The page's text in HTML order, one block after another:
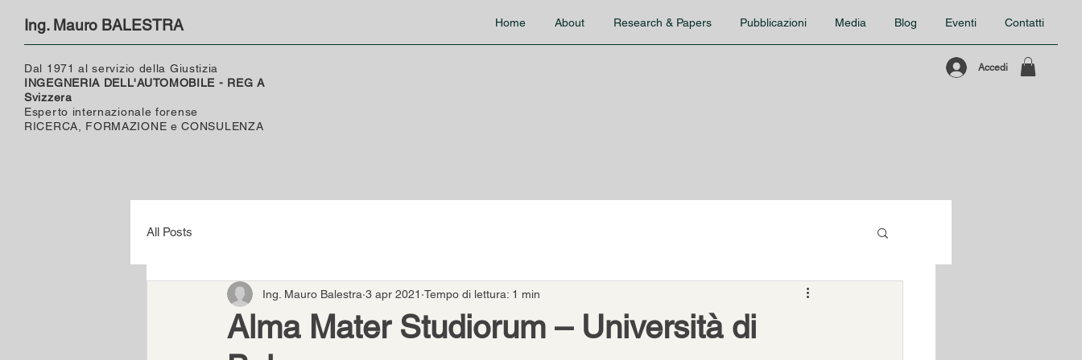
Ing. Mauro BALESTRA
Dal 1971 al servizio della Giustizia
INGEGNERIA DELL'AUTOMOBILE - REG A
Svizzera
Esperto internazionale forense
RICERCA, FORMAZIONE e CONSULENZA
Home About Research & Papers Pubblicazioni Media Blog Eventi Contatti
Accedi
All Posts
Alma Mater Studiorum – Università di
Ing. Mauro Balestra 3 apr 2021 Tempo di lettura: 1 min